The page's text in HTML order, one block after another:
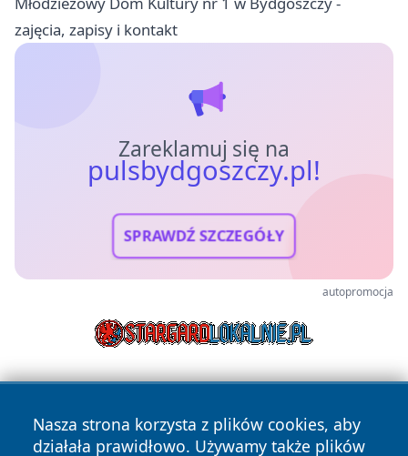
zajęcia, zapisy i kontakt
Zareklamuj się na
pulsbydgoszczy.pl!
SPRAWDŹ SZCZEGÓŁY
autopromocja
Nasza strona korzysta z plików cookies, aby
działała prawidłowo. Używamy także plików